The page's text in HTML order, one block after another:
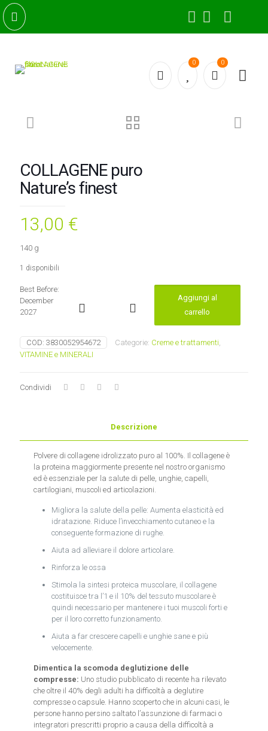
0 0
COLLAGENE puro
Nature’s finest
13,00 €
140 g
1 disponibili
Best Before:
December
2027
COLLAGENE
finest
quantità
Aggiungi al
carrello
COD: 3830052954672 Categorie: Creme e trattamenti,
VITAMINE e MINERALI
Condividi
Descrizione
Polvere di collagene idrolizzato puro al 100%. Il collagene è
la proteina maggiormente presente nel nostro organismo
ed è essenziale per la salute di pelle, unghie, capelli,
cartilogiani, muscoli ed articolazioni.
Migliora la salute della pelle: Aumenta elasticità ed
idratazione. Riduce l’invecchiamento cutaneo e la
conseguente formazione di rughe.
Aiuta ad alleviare il dolore articolare.
Rinforza le ossa
Stimola la sintesi proteica muscolare, il collagene
costituisce tra l’1 e il 10% del tessuto muscolare è
quindi necessario per mantenere i tuoi muscoli forti e
per il loro corretto funzionamento.
Aiuta a far crescere capelli e unghie sane e più
velocemente.
Dimentica la scomoda deglutizione delle
compresse: Uno studio pubblicato di recente ha rilevato
che oltre il 40% degli adulti ha difficoltà a deglutire
compresse o capsule. Hanno scoperto che in alcuni casi, le
persone hanno persino saltato l’assunzione di farmaci o
integratori prescritti proprio a causa della difficoltà a